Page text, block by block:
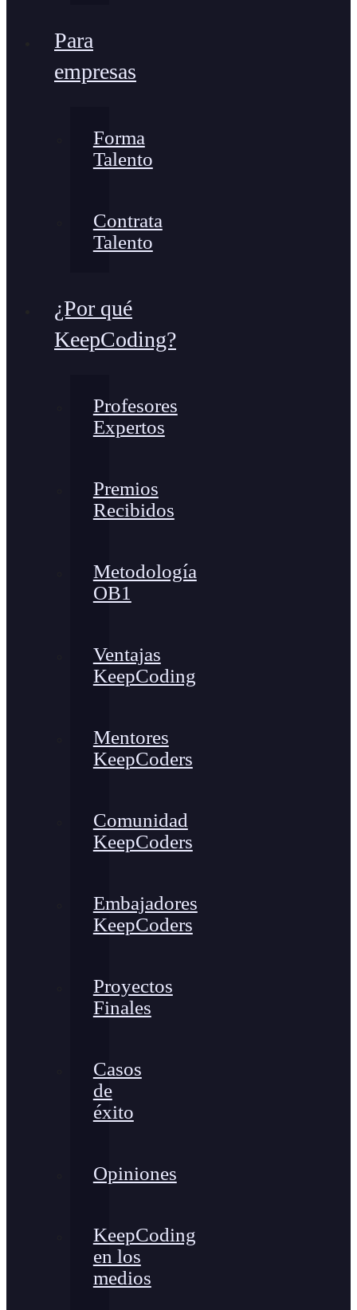
Para
empresas
Forma
Talento
Contrata
Talento
¿Por qué
KeepCoding?
Profesores
Expertos
Premios
Recibidos
Metodología
OB1
Ventajas
KeepCoding
Mentores
KeepCoders
Comunidad
KeepCoders
Embajadores
KeepCoders
Proyectos
Finales
Casos
de
éxito
Opiniones
KeepCoding
en los
medios